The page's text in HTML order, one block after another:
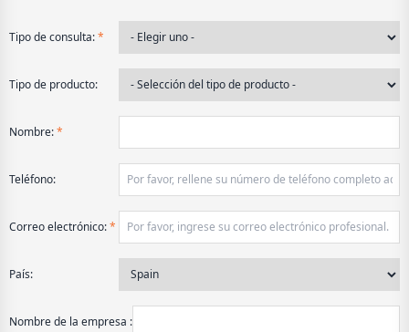
Tipo de consulta:*
Tipo de producto:
Nombre:*
Teléfono:
Correo electrónico:*
País:
Nombre de la empresa :